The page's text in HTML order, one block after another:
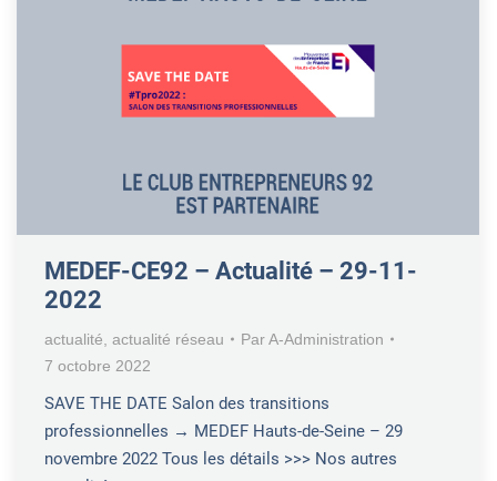
MEDEF-CE92 – Actualité – 29-11-
2022
actualité actualité réseau ParA-Administration
7 octobre 2022
SAVE THE DATE Salon des transitions
professionnelles → MEDEF Hauts-de-Seine – 29
novembre 2022 Tous les détails >>> Nos autres